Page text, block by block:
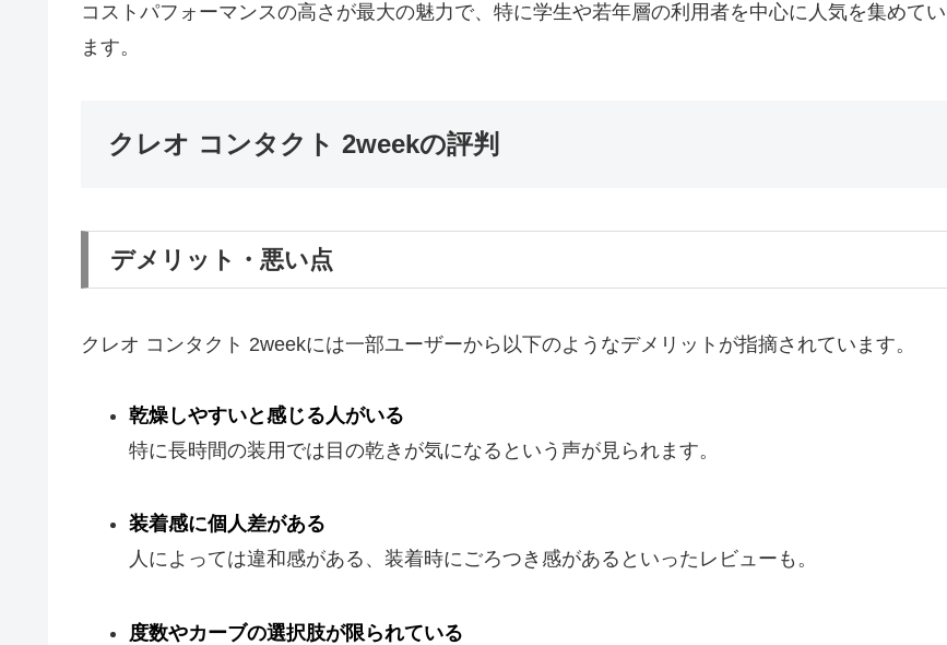
コストパフォーマンスの高さが最大の魅力で、特に学生や若年層の利用者を中心に人気を集めてい
ます。
クレオ コンタクト 2weekの評判
デメリット・悪い点
クレオ コンタクト 2weekには一部ユーザーから以下のようなデメリットが指摘されています。
乾燥しやすいと感じる人がいる
特に長時間の装用では目の乾きが気になるという声が見られます。
装着感に個人差がある
人によっては違和感がある、装着時にごろつき感があるといったレビューも。
度数やカーブの選択肢が限られている